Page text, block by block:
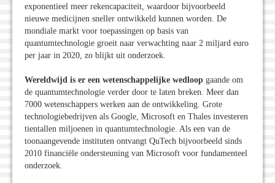
exponentieel meer rekencapaciteit, waardoor bijvoorbeeld
nieuwe medicijnen sneller ontwikkeld kunnen worden. De
mondiale markt voor toepassingen op basis van
quantumtechnologie groeit naar verwachting naar 2 miljard euro
per jaar in 2020, zo blijkt uit onderzoek.
Wereldwijd is er een wetenschappelijke wedloop gaande om
de quantumtechnologie verder door te laten breken. Meer dan
7000 wetenschappers werken aan de ontwikkeling. Grote
technologiebedrijven als Google, Microsoft en Thales investeren
tientallen miljoenen in quantumtechnologie. Als een van de
toonaangevende instituten ontvangt QuTech bijvoorbeeld sinds
2010 financiële ondersteuning van Microsoft voor fundamenteel
onderzoek.